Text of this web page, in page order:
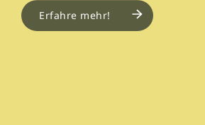
Erfahre mehr!